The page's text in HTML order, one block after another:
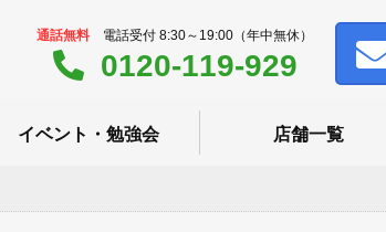
通話無料 電話受付 8:30～19:00（年中無休）
0120-119-929
イベント・勉強会 店舗一覧